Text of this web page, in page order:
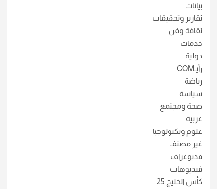
بيانات
تقارير وتحقيقات
ثقافة وفن
خدمات
دولية
رأيـCOM
رياضة
سياسة
صحة ومجتمع
عربية
علوم وتكنولوجيا
غير مصنف
فديوغراف
فيديوهات
كأس الخليج 25